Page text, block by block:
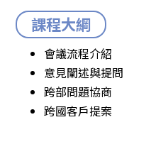
課程大綱
會議流程介紹
意見闡述與提問
跨部問題協商
跨國客戶提案